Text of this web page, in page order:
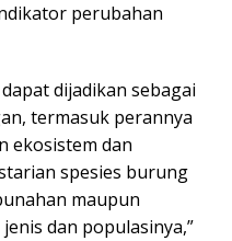
perubahan
dijadikan sebagai
termasuk perannya
ekosistem dan
spesies burung
maupun
dan populasinya,”